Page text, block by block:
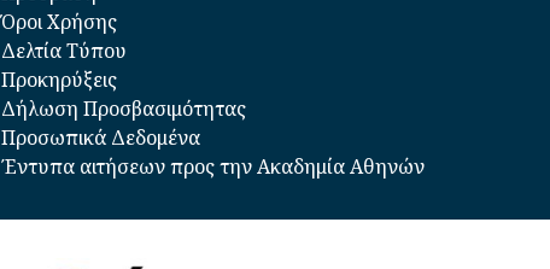
Όροι Χρήσης
Δελτία Τύπου
Προκηρύξεις
Δήλωση Προσβασιμότητας
Προσωπικά Δεδομένα
Έντυπα αιτήσεων προς την Ακαδημία Αθηνών